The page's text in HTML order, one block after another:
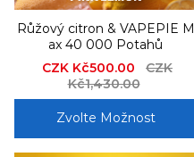
Růžový citron & VAPEPIE M
ax 40 000 Potahů
Sale
price
CZK Kč500.00
Regular
CZK
Kč1,430.00
Zvolte Možnost